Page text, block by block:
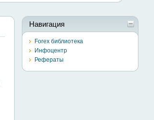
Навигация
Forex библиотека
Инфоцентр
Рефераты